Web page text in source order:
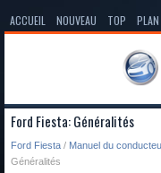
ACCUEIL NOUVEAU TOP
Ford Fiesta: Généralités
Ford Fiesta / Manuel du
Généralités